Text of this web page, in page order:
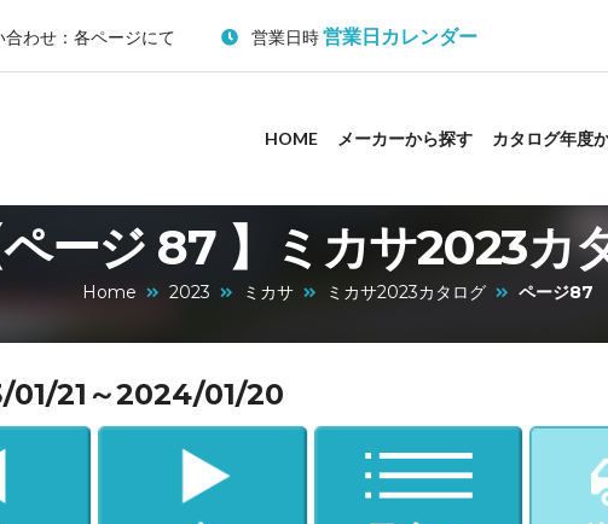
合わせ：各ページにて 営業日時営業日カレンダー
HOME メーカーから探す カタログ年度
ページ 87 】ミカサ2023カ
Home 2023 ミカサ ミカサ2023カタログ ページ87
01/21～2024/01/20